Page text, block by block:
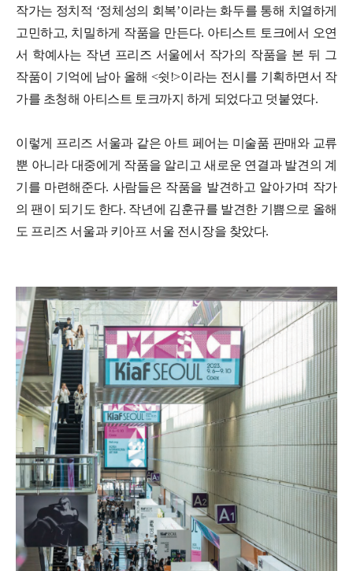
작가는 정치적 ‘정체성의 회복’이라는 화두를 통해 치열하게
고민하고, 치밀하게 작품을 만든다. 아티스트 토크에서 오연
서 학예사는 작년 프리즈 서울에서 작가의 작품을 본 뒤 그
작품이 기억에 남아 올해 <쉿!>이라는 전시를 기획하면서 작
가를 초청해 아티스트 토크까지 하게 되었다고 덧붙였다.
이렇게 프리즈 서울과 같은 아트 페어는 미술품 판매와 교류
뿐 아니라 대중에게 작품을 알리고 새로운 연결과 발견의 계
기를 마련해준다. 사람들은 작품을 발견하고 알아가며 작가
의 팬이 되기도 한다. 작년에 김훈규를 발견한 기쁨으로 올해
도 프리즈 서울과 키아프 서울 전시장을 찾았다.